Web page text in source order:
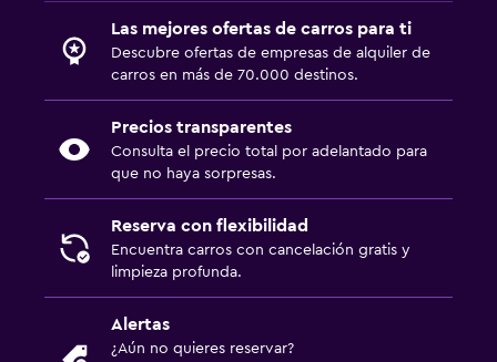
Las mejores ofertas de carros para ti
Descubre ofertas de empresas de alquiler de
carros en más de 70.000 destinos.
Precios transparentes
Consulta el precio total por adelantado para
que no haya sorpresas.
Reserva con flexibilidad
Encuentra carros con cancelación gratis y
limpieza profunda.
Alertas
¿Aún no quieres reservar?